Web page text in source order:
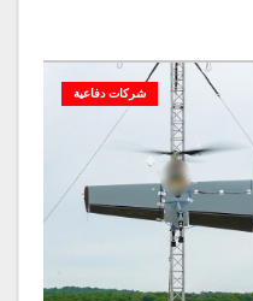
شركات دفاعية